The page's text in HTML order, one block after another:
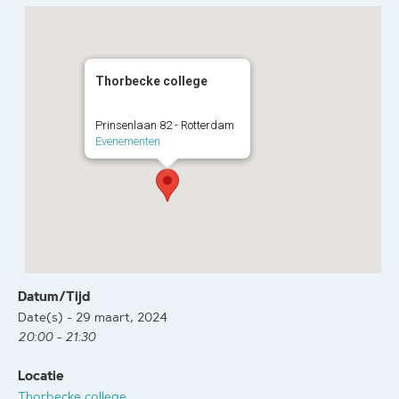
Thorbecke college
Prinsenlaan 82 - Rotterdam
Evenementen
Datum/Tijd
Date(s) - 29 maart, 2024
20:00 - 21:30
Locatie